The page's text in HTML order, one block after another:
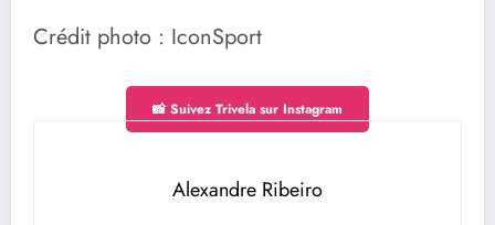
Crédit photo : IconSport
📸 Suivez Trivela sur Instagram
Alexandre Ribeiro